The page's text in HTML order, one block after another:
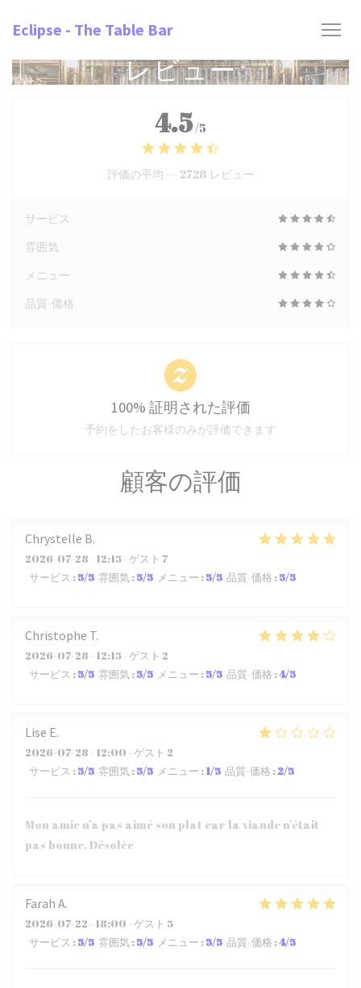
Eclipse - The Table Bar
レビュー
顧客の評価
Chrystelle B
2026-07-28 - 12:15 - ゲスト 7
サービス :5/5 雰囲気:5/5 メニュー :5/5 品質-価格 :5/5
Christophe T
2026-07-28 - 12:15 - ゲスト 2
サービス :5/5 雰囲気:5/5 メニュー :5/5 品質-価格 :4/5
Lise E
2026-07-28 - 12:00 - ゲスト 2
サービス :5/5 雰囲気:5/5 メニュー :1/5 品質-価格 :2/5
Mon amie n’a pas aimé son plat car la viande n’était
pas bonne. Désolée
Farah A
2026-07-22 - 18:00 - ゲスト 5
サービス :5/5 雰囲気:5/5 メニュー :5/5 品質-価格 :4/5
4.5/5
評価の平均 — 2728 レビュー
サービス
雰囲気
メニュー
品質-価格
100% 証明された評価
予約をしたお客様のみが評価できます